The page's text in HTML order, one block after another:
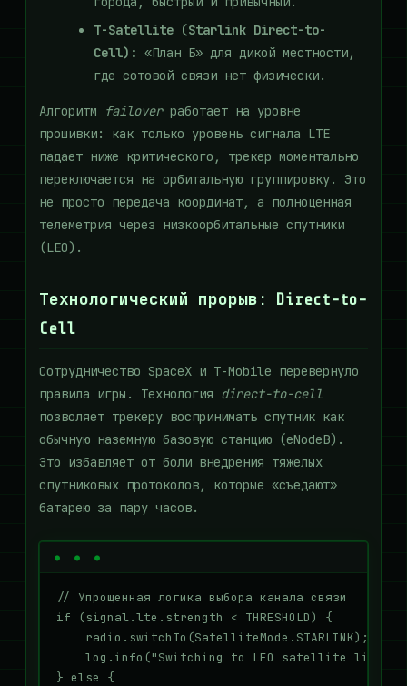
T-Satellite (Starlink Direct-to-
Cell): «План Б» для дикой местности,
где сотовой связи нет физически.
Алгоритм failoverработает на уровне
прошивки: как только уровень сигнала LTE
падает ниже критического, трекер моментально
переключается на орбитальную группировку. Это
не просто передача координат, а полноценная
телеметрия через низкоорбитальные спутники
(LEO).
Технологический прорыв: Direct-to-
Cell
Сотрудничество SpaceX и T-Mobile перевернуло
правила игры. Технология direct-to-cell
позволяет трекеру воспринимать спутник как
обычную наземную базовую станцию (eNodeB).
Это избавляет от боли внедрения тяжелых
спутниковых протоколов, которые «съедают»
батарею за пару часов.
// Упрощенная логика выбора канала связи
if (signal.lte.strength < THRESHOLD) {
    radio.switchTo(SatelliteMode.STARLINK);
log.info("Switching to LEO satellite
} else {